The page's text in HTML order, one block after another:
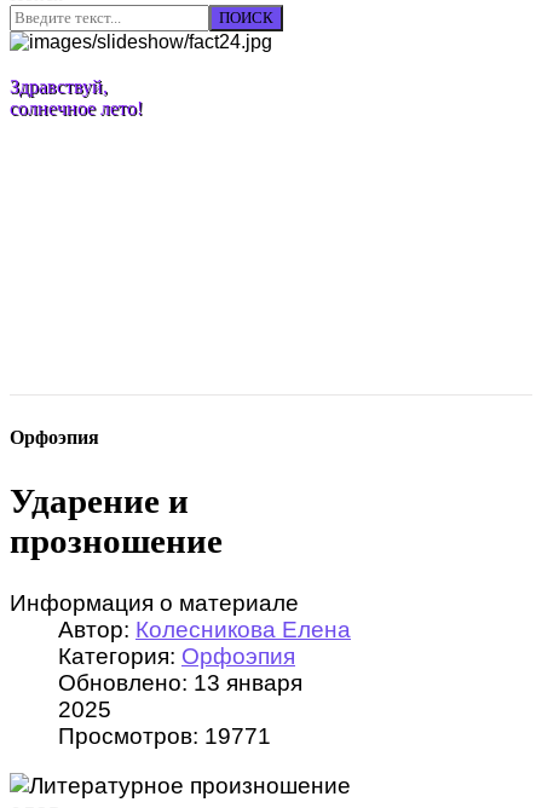
ПОИСК
Здравствуй,
солнечное лето!
Орфоэпия
Ударение и
прозношение
Информация о материале
Автор: Колесникова Елена
Категория: Орфоэпия
Обновлено: 13 января
2025
Просмотров: 19771